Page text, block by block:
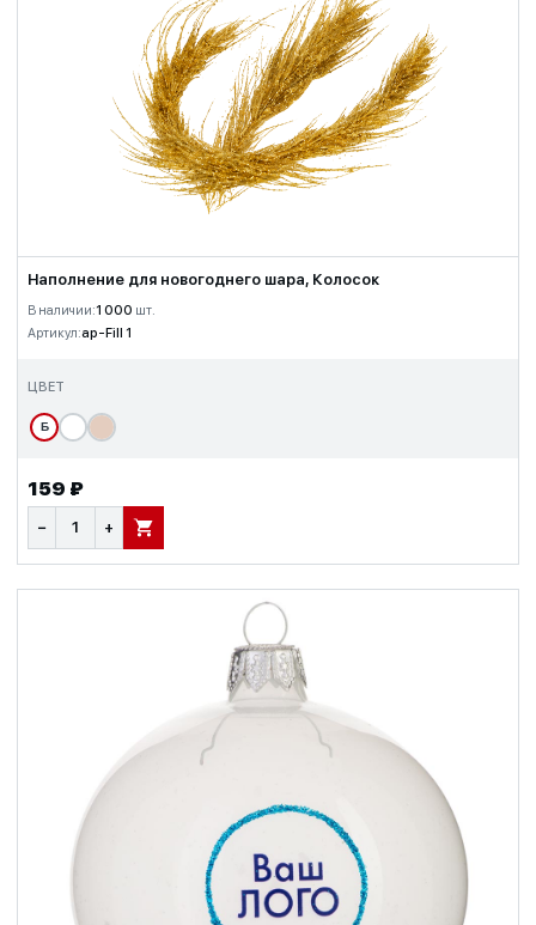
Наполнение для новогоднего шара, Колосок
В наличии:1 000 шт.
Артикул:ap-Fill 1
ЦВЕТ
Б
159 ₽
− + В КОРЗИНУ